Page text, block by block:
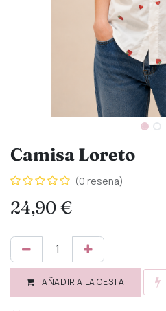
Camisa Loreto
(0 reseña)
24,90€
AÑADIR A LA CESTA